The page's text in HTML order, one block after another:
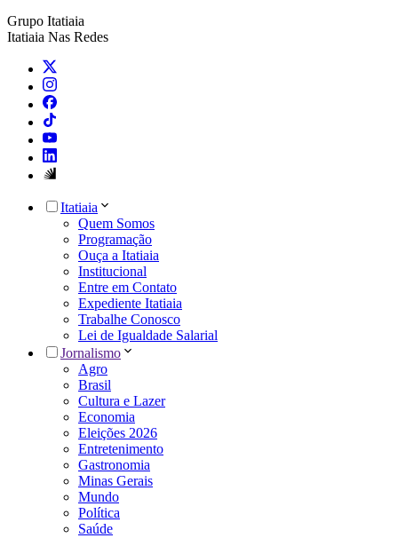
Grupo Itatiaia
Itatiaia Nas Redes
Itatiaia
Quem Somos
Programação
Ouça a Itatiaia
Institucional
Entre em Contato
Expediente Itatiaia
Trabalhe Conosco
Lei de Igualdade Salarial
Jornalismo
Agro
Brasil
Cultura e Lazer
Economia
Eleições 2026
Entretenimento
Gastronomia
Minas Gerais
Mundo
Política
Saúde